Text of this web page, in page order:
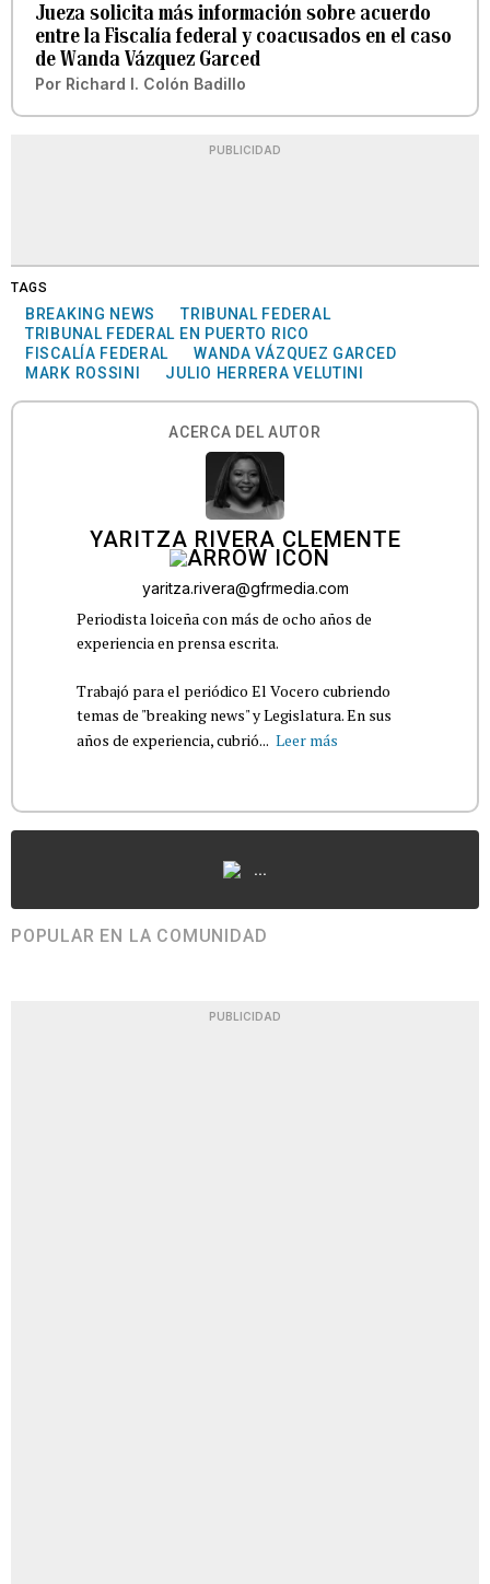
Jueza solicita más información sobre acuerdo
entre la Fiscalía federal y coacusados en el caso
de Wanda Vázquez Garced
Por Richard I. Colón Badillo
PUBLICIDAD
TAGS
BREAKING NEWS
TRIBUNAL FEDERAL
TRIBUNAL FEDERAL EN PUERTO RICO
FISCALÍA FEDERAL
WANDA VÁZQUEZ GARCED
MARK ROSSINI
JULIO HERRERA VELUTINI
ACERCA DEL AUTOR
YARITZA RIVERA CLEMENTE
yaritza.rivera@gfrmedia.com
Periodista loiceña con más de ocho años de
experiencia en prensa escrita.
Trabajó para el periódico El Vocero cubriendo
temas de "breaking news" y Legislatura. En sus
años de experiencia, cubrió... Leer más
...
POPULAR EN LA COMUNIDAD
PUBLICIDAD